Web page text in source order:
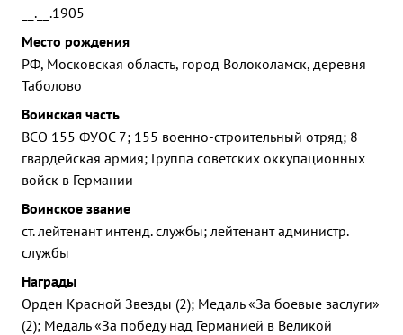
__.__.1905
Место рождения
РФ, Московская область, город Волоколамск, деревня
Таболово
Воинская часть
ВСО 155 ФУОС 7; 155 военно-строительный отряд; 8
гвардейская армия; Группа советских оккупационных
войск в Германии
Воинское звание
ст. лейтенант интенд. службы; лейтенант администр.
службы
Награды
Орден Красной Звезды (2); Медаль «За боевые заслуги»
(2); Медаль «За победу над Германией в Великой